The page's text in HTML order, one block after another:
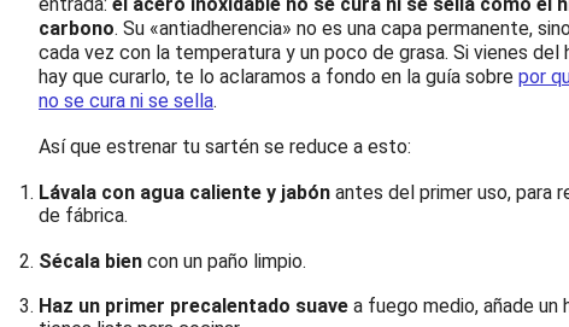
carbono. Su «antiadherencia» no es una capa permanente,
cada vez con la temperatura y un poco de grasa. Si vienes
hay que curarlo, te lo aclaramos a fondo en la guía sobre por
no se cura ni se sella.
Así que estrenar tu sartén se reduce a esto:
Lávala con agua caliente y jabón antes del primer uso, para
de fábrica.
Sécala bien con un paño limpio.
Haz un primer precalentado suave a fuego medio, añade un